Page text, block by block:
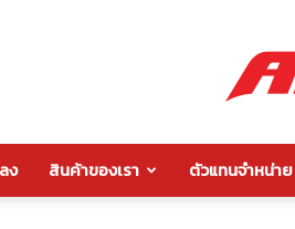
ง สินค้าของเรา ตัวแทนจำหน่าย